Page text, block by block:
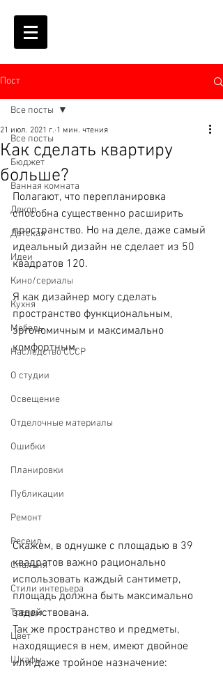
Пост
Все посты
Бюджет
Ванная комната
Декор
Детская
Идеи
Кино/сериалы
Кухня
Мебель
Наследство СССР
О студии
Освещение
Отделочные материалы
Ошибки
Планировки
Публикации
Ремонт
Ресеил
Спальня
Стили интерьера
Тренды
Цвет
Шкафы
Все посты
Как сделать квартиру
больше?
21 июл. 2021 г. 1 мин. чтения
Полагают, что перепланировка
способна существенно расширить
пространство. Но на деле, даже самый
идеальный дизайн не сделает из 50
квадратов 120.
Я как дизайнер могу сделать
пространство функциональным,
эргономичным и максимально
комфортным.
Скажем, в однушке с площадью в 39
квадратов важно рационально
использовать каждый сантиметр,
площадь должна быть максимально
задействована.
Так же пространство и предметы,
находящиеся в нем, имеют двойное
или даже тройное назначение: